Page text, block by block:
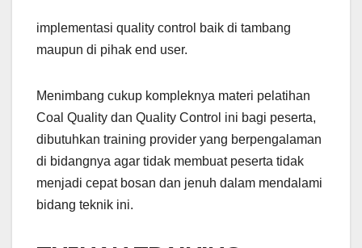
implementasi quality control baik di tambang
maupun di pihak end user.
Menimbang cukup kompleknya materi pelatihan
Coal Quality dan Quality Control ini bagi peserta,
dibutuhkan training provider yang berpengalaman
di bidangnya agar tidak membuat peserta tidak
menjadi cepat bosan dan jenuh dalam mendalami
bidang teknik ini.